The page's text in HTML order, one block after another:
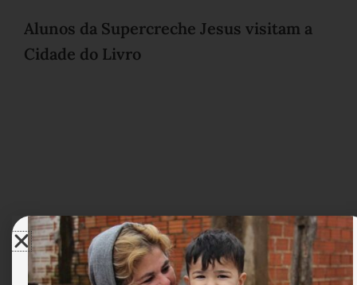
Alunos da Supercreche Jesus visitam a
Cidade do Livro